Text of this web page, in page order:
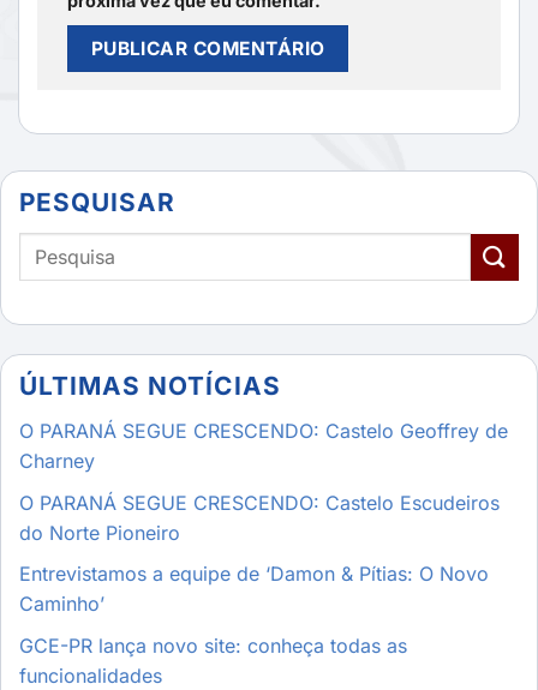
PESQUISAR
ÚLTIMAS NOTÍCIAS
O PARANÁ SEGUE CRESCENDO: Castelo Geoffrey de
Charney
O PARANÁ SEGUE CRESCENDO: Castelo Escudeiros
do Norte Pioneiro
Entrevistamos a equipe de ‘Damon & Pítias: O Novo
Caminho’
GCE-PR lança novo site: conheça todas as
funcionalidades